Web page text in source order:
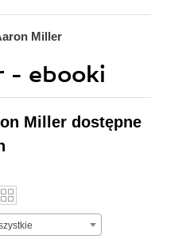
Miller
- ebooki
Miller dostępne